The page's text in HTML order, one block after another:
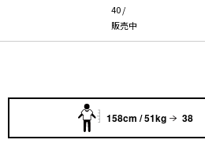
40 /
販売中
158cm / 51kg 38